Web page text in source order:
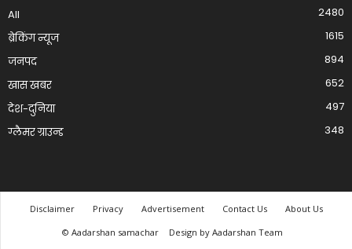
All
2480
ब्रेकिंग न्यूज
1615
जनपद
894
खास खबर
652
देश-दुनिया
497
ग्लैमर ग्राउन्ड
348
Disclaimer Privacy Advertisement Contact Us
About Us
© Aadarshan samachar
Design by Aadarshan Team